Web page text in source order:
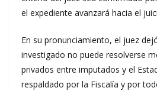
el expediente avanzará hacia el
En su pronunciamiento, el juez
investigado no puede resolverse
privados entre imputados y el
respaldado por la Fiscalía y por